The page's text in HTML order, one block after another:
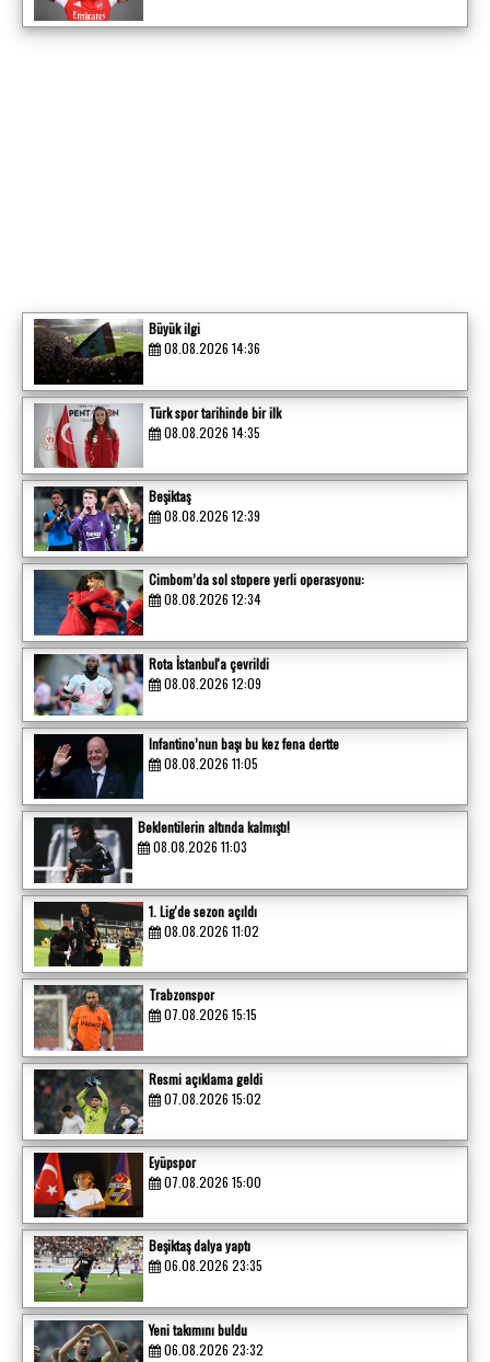
Büyük ilgi
08.08.2026 14:36
Türk spor tarihinde bir ilk
08.08.2026 14:35
Beşiktaş
08.08.2026 12:39
Cimbom’da sol stopere yerli operasyonu:
08.08.2026 12:34
Rota İstanbul'a çevrildi
08.08.2026 12:09
Infantino’nun başı bu kez fena dertte
08.08.2026 11:05
Beklentilerin altında kalmıştı!
08.08.2026 11:03
1. Lig'de sezon açıldı
08.08.2026 11:02
Trabzonspor
07.08.2026 15:15
Resmi açıklama geldi
07.08.2026 15:02
Eyüpspor
07.08.2026 15:00
Beşiktaş dalya yaptı
06.08.2026 23:35
Yeni takımını buldu
06.08.2026 23:32